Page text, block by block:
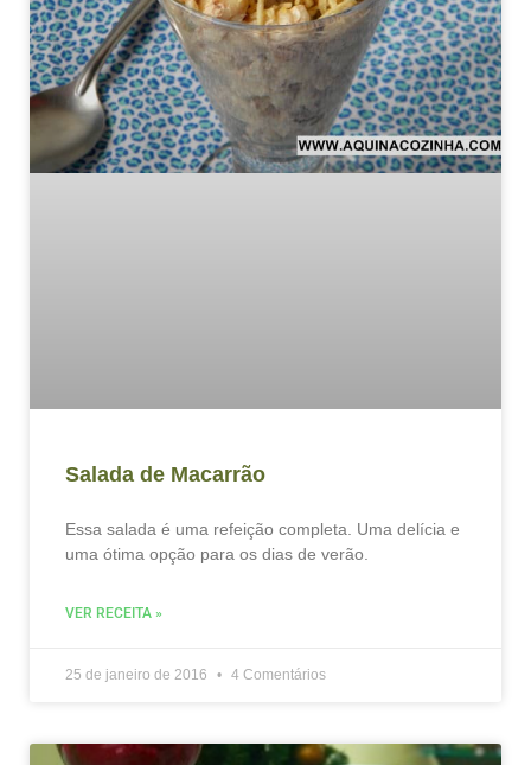
Salada de Macarrão
Essa salada é uma refeição completa. Uma delícia e
uma ótima opção para os dias de verão.
VER RECEITA »
25 de janeiro de 2016 4 Comentários